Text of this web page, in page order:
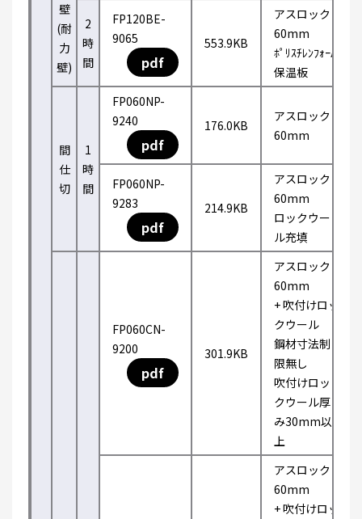
壁
(耐
力
壁)
2
時
間
FP120BE-
9065
pdf
553.9KB
アスロック
60mm
ﾎﾟﾘｽﾁﾚﾝﾌｫｰﾑ
保温板
間
仕
切
1
時
間
FP060NP-
9240
pdf
176.0KB
アスロック
60mm
FP060NP-
9283
pdf
214.9KB
アスロック
60mm
ロックウー
ル充填
FP060CN-
9200
pdf
301.9KB
アスロック
60mm
+ 吹付けロッ
クウール
鋼材寸法制
限無し
吹付けロッ
クウール厚
み30mm以
上
アスロック
60mm
+ 吹付けロッ